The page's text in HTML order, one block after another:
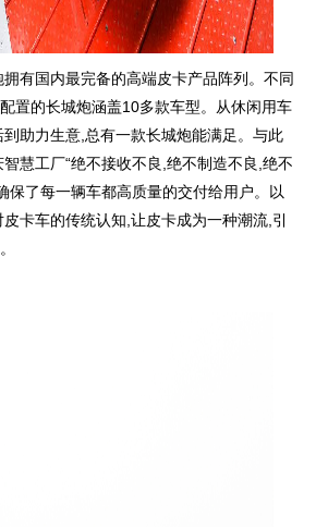
有国内最完备的高端皮卡产品阵列。不同
置的长城炮涵盖10多款车型。从休闲用车
助力生意,总有一款长城炮能满足。与此
慧工厂“绝不接收不良,绝不制造不良,绝不
保了每一辆车都高质量的交付给用户。以
卡车的传统认知,让皮卡成为一种潮流,引